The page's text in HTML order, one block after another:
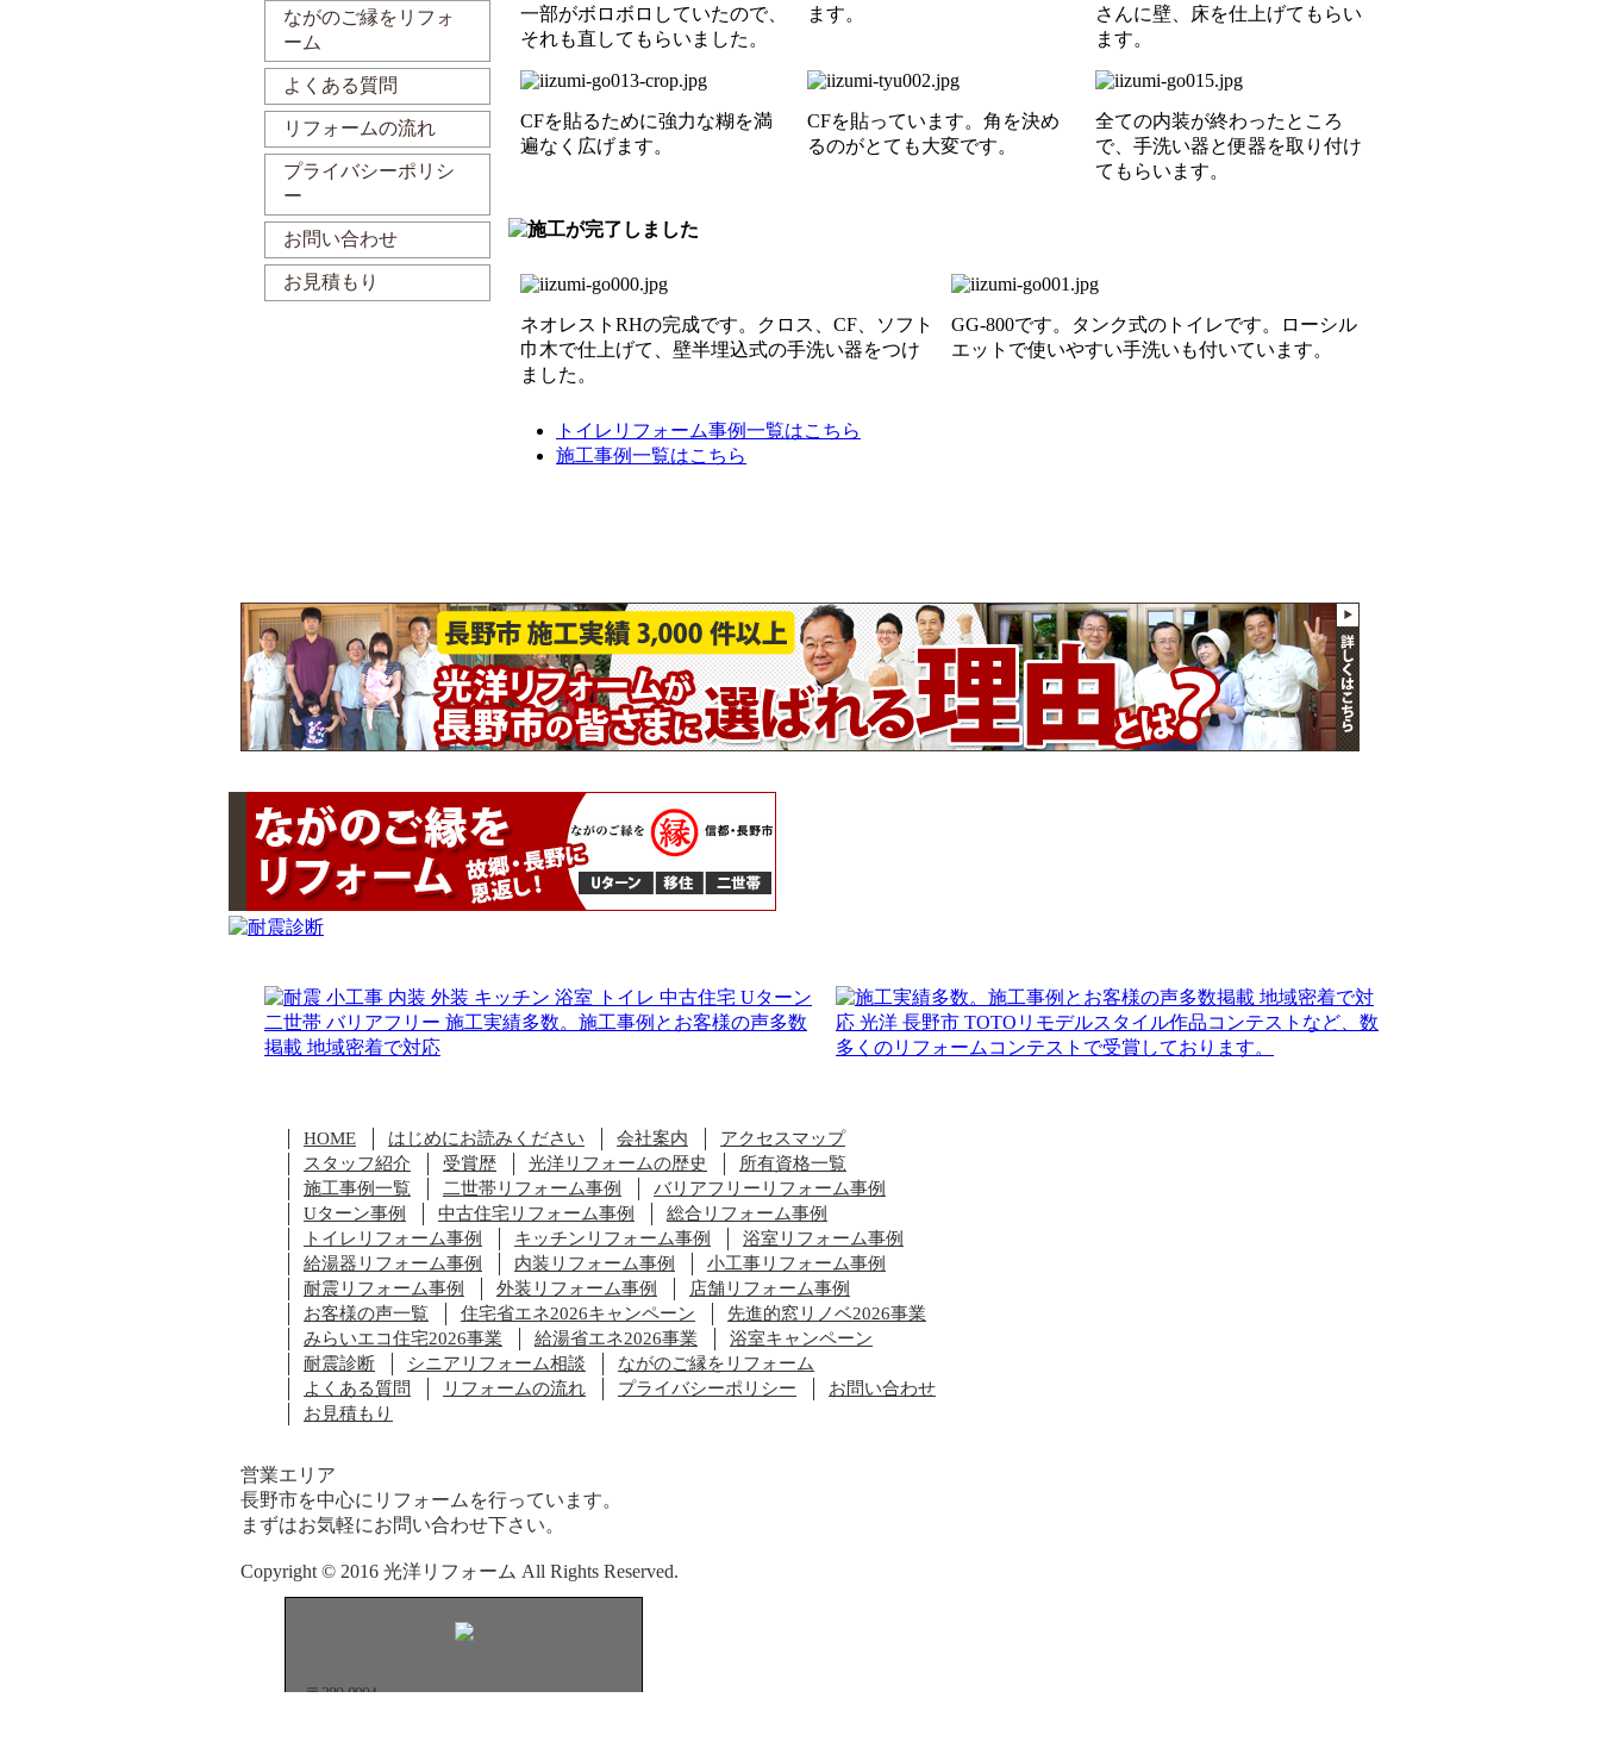
一部がボロボロしていたので、
それも直してもらいました。
ます。
さんに壁、床を仕上げてもらい
ます。
CFを貼るために強力な糊を満
遍なく広げます。
CFを貼っています。角を決め
るのがとても大変です。
全ての内装が終わったところ
で、手洗い器と便器を取り付け
てもらいます。
ネオレストRHの完成です。クロス、CF、ソフト
巾木で仕上げて、壁半埋込式の手洗い器をつけ
ました。
GG-800です。タンク式のトイレです。ローシル
エットで使いやすい手洗いも付いています。
トイレリフォーム事例一覧はこちら
施工事例一覧はこちら
ながのご縁をリフォ
ーム
よくある質問
リフォームの流れ
プライバシーポリシ
ー
お問い合わせ
お見積もり
HOME はじめにお読みください 会社案内
アクセスマップ
スタッフ紹介
受賞歴 光洋リフォームの歴史
所有資格一覧
施工事例一覧
二世帯リフォーム事例
バリアフリーリフォーム事例
Uターン事例
中古住宅リフォーム事例
総合リフォーム事例
トイレリフォーム事例
キッチンリフォーム事例
浴室リフォーム事例
給湯器リフォーム事例
内装リフォーム事例
小工事リフォーム事例
耐震リフォーム事例
外装リフォーム事例
店舗リフォーム事例
お客様の声一覧
住宅省エネ2026キャンペーン
先進的窓リノベ2026事業
みらいエコ住宅2026事業
給湯省エネ2026事業
浴室キャンペーン
耐震診断
シニアリフォーム相談
ながのご縁をリフォーム
よくある質問
リフォームの流れ プライバシーポリシー
お問い合わせ
お見積もり
営業エリア
長野市を中心にリフォームを行っています。
まずはお気軽にお問い合わせ下さい。
Copyright © 2016 光洋リフォーム All Rights Reserved.
〒380-0904